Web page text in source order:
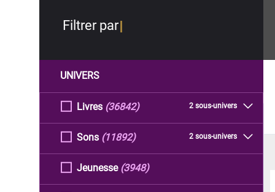
Filtrer par
UNIVERS
Livres 2 sous-univers
(36842)
Sons 2 sous-univers
(11892)
Jeunesse (3948)